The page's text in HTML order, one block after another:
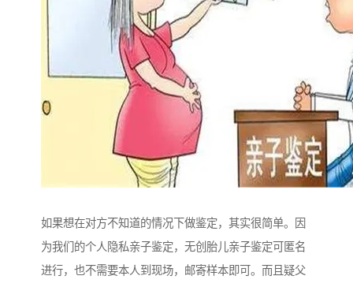
如果想在对方不知道的情况下做鉴定，其实很简单。因
为我们的个人隐私亲子鉴定，无创胎儿亲子鉴定可匿名
进行，也不需要本人到现场，邮寄样本即可。而且疑父